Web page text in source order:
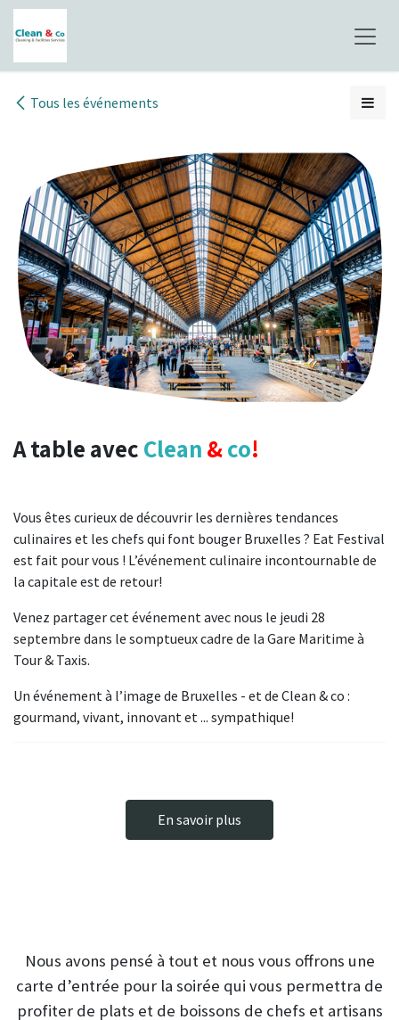
Se rendre au contenu
Tous les événements
A table avecClean&co!
Vous êtes curieux de découvrir les dernières tendances
culinaires et les chefs qui font bouger Bruxelles ? Eat Festival
est fait pour vous ! L’événement culinaire incontournable de
la capitale est de retour!
Venez partager cet événement avec nous le jeudi 28
septembre dans le somptueux cadre de la Gare Maritime à
Tour & Taxis.
Un événement à l’image de Bruxelles - et de Clean & co :
gourmand, vivant, innovant et ... sympathique!
En savoir plus
Nous avons pensé à tout et nous vous offrons une
carte d’entrée pour la soirée qui vous permettra de
profiter de plats et de boissons de chefs et artisans